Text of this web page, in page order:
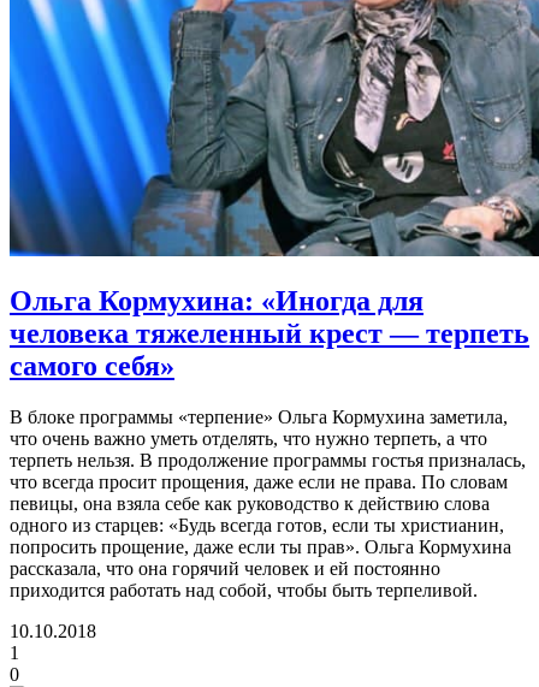
Ольга Кормухина: «Иногда для
человека тяжеленный крест ― терпеть
самого себя»
В блоке программы «терпение» Ольга Кормухина заметила,
что очень важно уметь отделять, что нужно терпеть, а что
терпеть нельзя. В продолжение программы гостья призналась,
что всегда просит прощения, даже если не права. По словам
певицы, она взяла себе как руководство к действию слова
одного из старцев: «Будь всегда готов, если ты христианин,
попросить прощение, даже если ты прав». Ольга Кормухина
рассказала, что она горячий человек и ей постоянно
приходится работать над собой, чтобы быть терпеливой.
10.10.2018
1
0